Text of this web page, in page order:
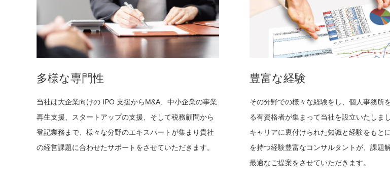
多様な専門性
当社は大企業向けの IPO 支援からM&A、中小企業の事業
再生支援、スタートアップの支援、そして税務顧問から
登記業務まで、様々な分野のエキスパートが集まり貴社
の経営課題に合わせたサポートをさせていただきます。
豊富な経験
その分野での様々な経験をし、個人事務所
る有資格者が集まって当社を設立いたしま
キャリアに裏付けられた知識と経験をもと
を持つ経験豊富なコンサルタントが、課題
最適なご提案をさせていただきます。